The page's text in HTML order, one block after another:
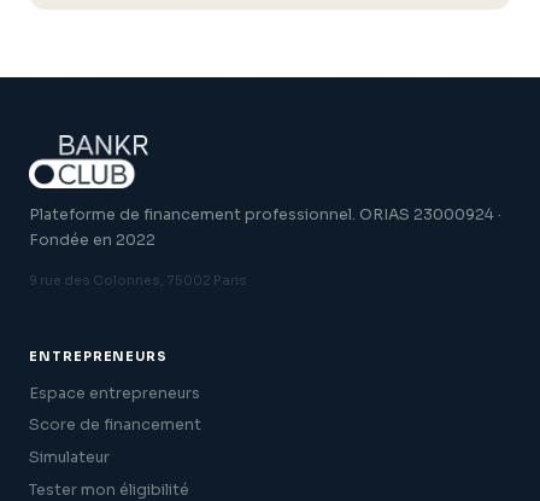
Plateforme de financement professionnel. ORIAS 23000924 ·
Fondée en 2022
9 rue des Colonnes, 75002 Paris
ENTREPRENEURS
Espace entrepreneurs
Score de financement
Simulateur
Tester mon éligibilité